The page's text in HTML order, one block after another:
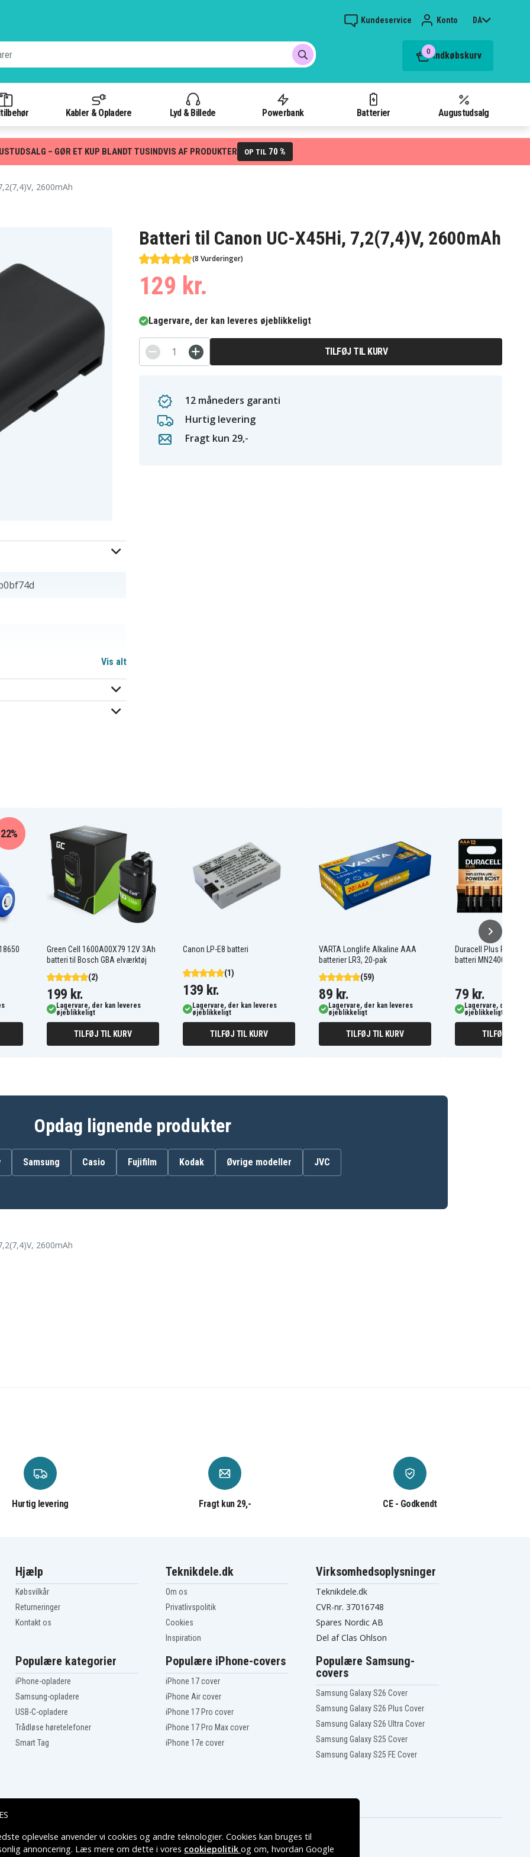
Kundeservice Konto DA
0 Indkøbskurv
Kabler & Opladere Lyd & Billede Powerbank Batterier Augustudsalg
– GØR ET KUP BLANDT TUSINDVIS AF PRODUKTER OP TIL 70 %
2600mAh
Batteri til Canon UC-X45Hi, 7,2(7,4)V, 2600mAh
(8 Vurderinger)
129 kr.
Lagervare, der kan leveres øjeblikkeligt
TILFØJ TIL KURV
12 måneders garanti
Hurtig levering
Fragt kun 29,-
Canon ES-5000
Canon ES-8600
Canon ES50
Canon ES8600
Canon G-1000
Canon G45Hi
Canon GL1
Canon MV1
Canon MV10i
Canon MV200i
Canon UC-V10
Canon UC-V20
Canon UC-X1Hi
Canon UCX2Hi
Canon UCX45Hi
Canon V-40Hi
Canon V-520
Canon V-72
Canon V60Hi
Canon XL-H1A
Vis alt
22%
Green Cell 1600A00X79 12V 3Ah
batteri til Bosch GBA elværktøj
(2)
199 kr.
Lagervare, der kan leveres
øjeblikkeligt
TILFØJ TIL KURV
Canon LP-E8 batteri
(1)
139 kr.
Lagervare, der kan leveres
øjeblikkeligt
TILFØJ TIL KURV
VARTA Longlife Alkaline AAA
batterier LR3, 20-pak
(59)
89 kr.
Lagervare, der kan leveres
øjeblikkeligt
TILFØJ TIL KURV
Duracell Plus Power
batteri MN2400/LR03
79 kr.
Lagervare, der kan
øjeblikkeligt
TILFØJ TIL
Opdag lignende produkter
Samsung Casio Fujifilm Kodak Øvrige modeller JVC
2600mAh
Hurtig levering Fragt kun 29,- CE - Godkendt
Hjælp
Købsvilkår
Returneringer
Kontakt os
Teknikdele.dk
Om os
Privatlivspolitik
Cookies
Inspiration
Virksomhedsoplysninger
Teknikdele.dk
CVR-nr. 37016748
Spares Nordic AB
Del af Clas Ohlson
Populære kategorier
iPhone-opladere
Samsung-opladere
USB-C-opladere
Trådløse høretelefoner
Smart Tag
Populære iPhone-covers
iPhone 17 cover
iPhone Air cover
iPhone 17 Pro cover
iPhone 17 Pro Max cover
iPhone 17e cover
Populære Samsung-
covers
Samsung Galaxy S26 Cover
Samsung Galaxy S26 Plus Cover
Samsung Galaxy S26 Ultra Cover
Samsung Galaxy S25 Cover
Samsung Galaxy S25 FE Cover
Leveringsmuligheder
oplevelse anvender vi cookies og andre teknologier. Cookies kan bruges til
annoncering. Læs mere om dette i vores cookiepolitik og om, hvordan Google